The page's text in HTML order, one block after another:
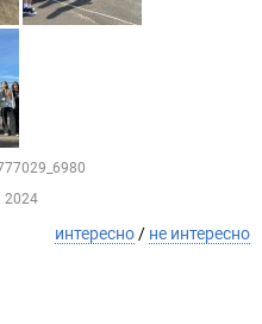
2024
интересно/ не интересно